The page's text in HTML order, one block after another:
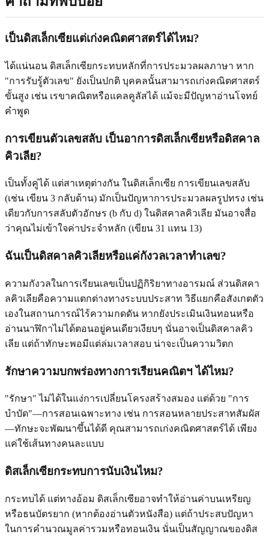
เป็นดิสเล็กเซียแต่เก่งคณิตศาสตร์ได้ไหม?
ได้แน่นอน ดิสเล็กเซียกระทบหลักที่การประมวลผลภาษา หาก
"การรับรู้ตัวเลข" ยังเป็นปกติ บุคคลนั้นสามารถเก่งคณิตศาสตร์
ขั้นสูง เช่น เรขาคณิตหรือแคลคูลัสได้ แม้จะมีปัญหาอ่านโจทย์
คำพูด
การเขียนตัวเลขสลับ เป็นอาการดิสเล็กเซียหรือดิสคาล
คิวเลีย?
เป็นทั้งคู่ได้ แต่สาเหตุต่างกัน ในดิสเล็กเซีย การเขียนเลขสลับ
(เช่น เขียน 3 กลับด้าน) มักเป็นปัญหาการประมวลผลรูปทรง เช่น
เดียวกับการสลับตัวอักษร (b กับ d) ในดิสคาลคิวเลีย มันอาจสื่อ
ว่าคุณไม่เข้าใจค่าประจำหลัก (เขียน 31 แทน 13)
ฉันเป็นดิสคาลคิวเลียหรือแค่กังวลเวลาทำเลข?
ความกังวลในการเรียนเลขเป็นปฏิกิริยาทางอารมณ์ ส่วนดิสคา
ลคิวเลียคือความแตกต่างทางระบบประสาท วิธีแยกคือสังเกตตัว
เองในสถานการณ์ไร้ความกดดัน หากยังประเมินเงินทอนหรือ
อ่านนาฬิกาไม่ได้ตอนอยู่คนเดียวเงียบๆ นั่นอาจเป็นดิสคาลคิว
เลีย แต่ถ้าทักษะพอมีแต่ล่มเวลาสอบ น่าจะเป็นความวิตก
รักษาความบกพร่องทางการเรียนคณิตฯ ได้ไหม?
"รักษา" ไม่ได้ในแง่การเปลี่ยนโครงสร้างสมอง แต่ด้วย "การ
บำบัด"—การสอนเฉพาะทาง เช่น การสอนหลายประสาทสัมผัส
—ทักษะจะพัฒนาขึ้นได้ดี คุณสามารถเก่งคณิตศาสตร์ได้ เพียง
แค่ใช้เส้นทางคนละแบบ
ดิสเล็กเซียกระทบการนับเงินไหม?
กระทบได้ แต่ทางอ้อม ดิสเล็กเซียอาจทำให้อ่านค่าบนเหรียญ
หรือธนบัตรยาก (หากต้องอ่านตัวหนังสือ) แต่ถ้าประสบปัญหา
ในการคำนวณมูลค่ารวมหรือทอนเงิน นั่นเป็นสัญญาณของดิส